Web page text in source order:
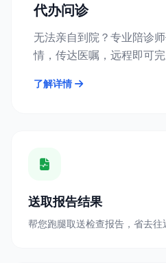
代办问诊
无法亲自到院？专业陪诊
情，传达医嘱，远程即可
了解详情
送取报告结果
帮您跑腿取送检查报告，省去往